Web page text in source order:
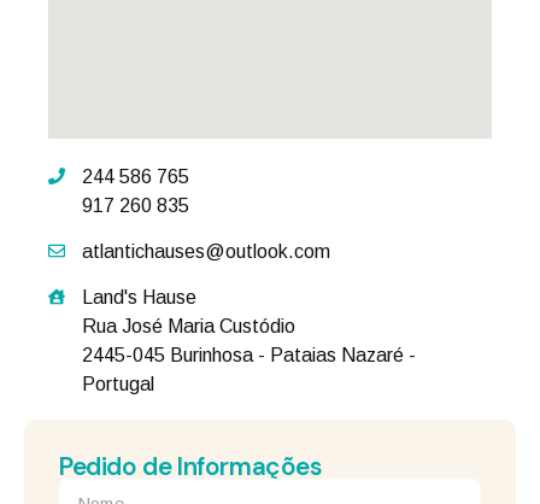
244 586 765
917 260 835
atlantichauses@outlook.com
Land's Hause
Rua José Maria Custódio
2445-045 Burinhosa - Pataias Nazaré -
Portugal
Pedido de Informações